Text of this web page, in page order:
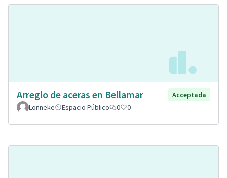
Arreglo de aceras en Bellamar
Acceptada
Lonneke
Espacio Público 0 0